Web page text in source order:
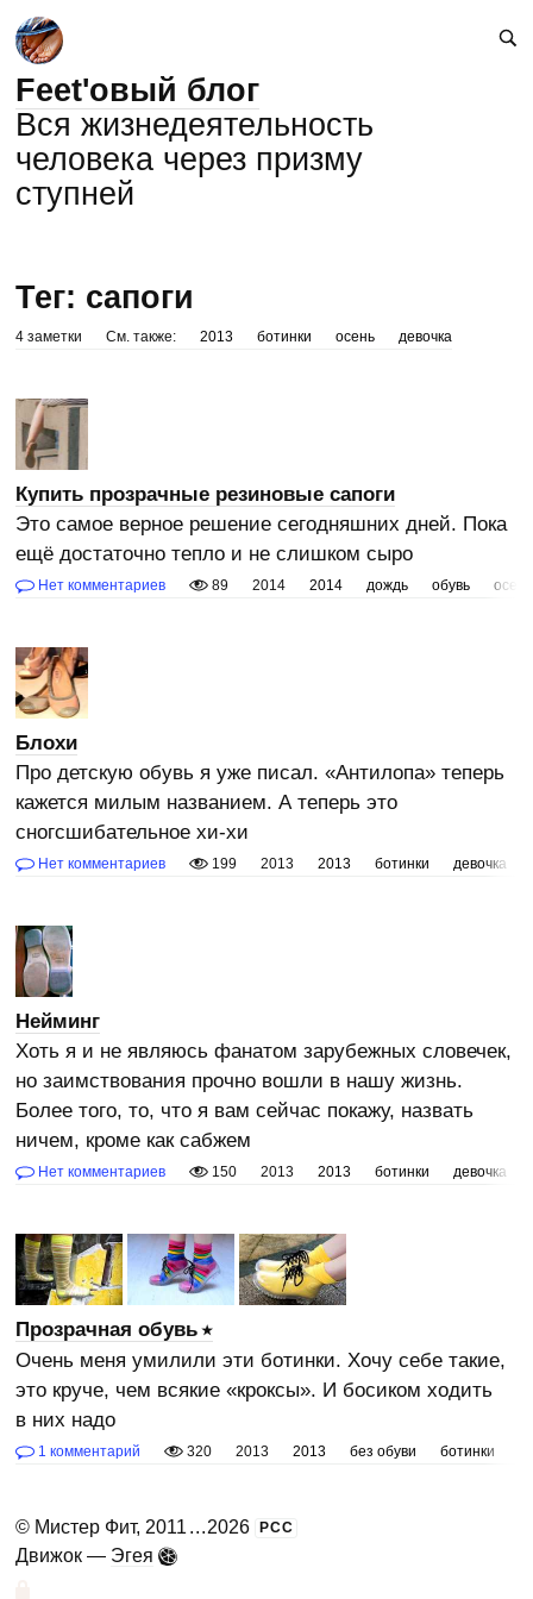
Feet'овый блог
Вся жизнедеятельность
человека через призму
ступней
Тег: сапоги
4 заметки См. также: 2013 ботинки осень девочка
Купить прозрачные резиновые сапоги
Это самое верное решение сегодняшних дней. Пока
ещё достаточно тепло и не слишком сыро
Нет комментариев 89 2014 2014 дождь обувь осень
Блохи
Про детскую обувь я уже писал. «Антилопа» теперь
кажется милым названием. А теперь это
сногсшибательное хи-хи
Нет комментариев 199 2013 2013 ботинки девочка
Нейминг
Хоть я и не являюсь фанатом зарубежных словечек,
но заимствования прочно вошли в нашу жизнь.
Более того, то, что я вам сейчас покажу, назвать
ничем, кроме как сабжем
Нет комментариев 150 2013 2013 ботинки девочка
Прозрачная обувь
Очень меня умилили эти ботинки. Хочу себе такие,
это круче, чем всякие «кроксы». И босиком ходить
в них надо
1 комментарий 320 2013 2013 без обуви ботинки
© Мистер Фит, 2011 ...2026 РСС
Движок — Эгея